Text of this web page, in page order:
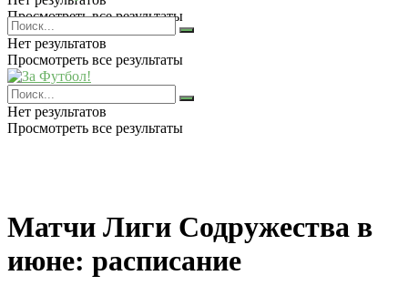
Просмотреть все результаты
Нет результатов
Просмотреть все результаты
Нет результатов
Просмотреть все результаты
Матчи Лиги Содружества в
июне: расписание